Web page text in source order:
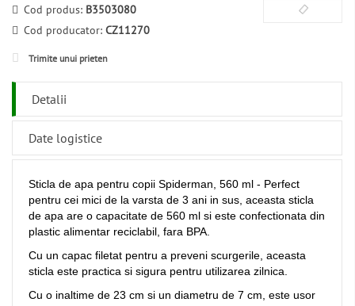
Cod produs: B3503080
Cod producator: CZ11270
Trimite unui prieten
Detalii
Date logistice
Sticla de apa pentru copii Spiderman, 560 ml - Perfect
pentru cei mici de la varsta de 3 ani in sus, aceasta sticla
de apa are o capacitate de 560 ml si este confectionata din
plastic alimentar reciclabil, fara BPA.
Cu un capac filetat pentru a preveni scurgerile, aceasta
sticla este practica si sigura pentru utilizarea zilnica.
Cu o inaltime de 23 cm si un diametru de 7 cm, este usor